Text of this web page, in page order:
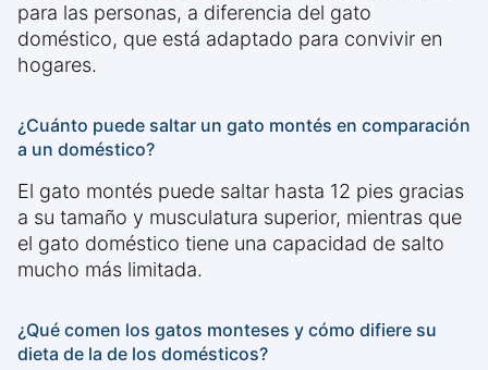
para las personas, a diferencia del gato
doméstico, que está adaptado para convivir en
hogares.
¿Cuánto puede saltar un gato montés en comparación
a un doméstico?
El gato montés puede saltar hasta 12 pies gracias
a su tamaño y musculatura superior, mientras que
el gato doméstico tiene una capacidad de salto
mucho más limitada.
¿Qué comen los gatos monteses y cómo difiere su
dieta de la de los domésticos?